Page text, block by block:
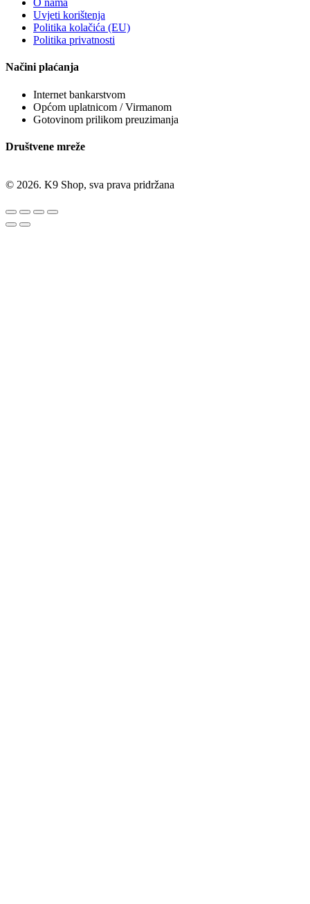
O nama
Uvjeti korištenja
Politika kolačića (EU)
Politika privatnosti
Načini plaćanja
Internet bankarstvom
Općom uplatnicom / Virmanom
Gotovinom prilikom preuzimanja
Društvene mreže
© 2026. K9 Shop, sva prava pridržana